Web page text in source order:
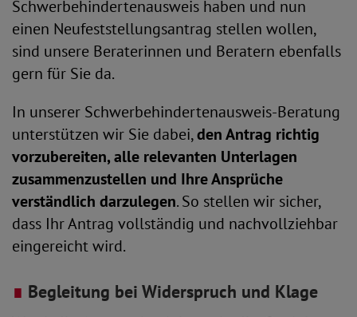
Schwerbehindertenausweis haben und nun
einen Neufeststellungsantrag stellen wollen,
sind unsere Beraterinnen und Beratern ebenfalls
gern für Sie da.
In unserer Schwerbehindertenausweis-Beratung
unterstützen wir Sie dabei,den Antrag richtig
vorzubereiten, alle relevanten Unterlagen
zusammenzustellen und Ihre Ansprüche
verständlich darzulegen. So stellen wir sicher,
dass Ihr Antrag vollständig und nachvollziehbar
eingereicht wird.
∎ Begleitung bei Widerspruch und Klage